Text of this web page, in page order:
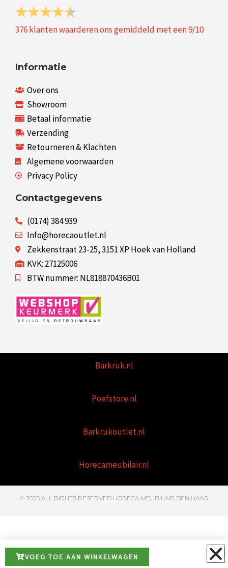
376klanten waarderen ons gemiddeld met een9/10
Informatie
Over ons
Showroom
Betaal informatie
Verzending
Retourneren & Klachten
Algemene voorwaarden
Privacy Policy
Contactgegevens
(0174) 384 939
Info@horecaoutlet.nl
Zekkenstraat 23-25, 3151 XP Hoek van Holland
KVK: 27125006
BTW nummer: NL818870436B01
Barkruk.nl
Poefstore.nl
Barkrukoutlet.nl
Horecameubilair.nl
© 2025 ALL RIGHTS RESERVED HORECA MEUBILAIR DEN HAAG
VOEG TOE AAN WINKELWAGEN